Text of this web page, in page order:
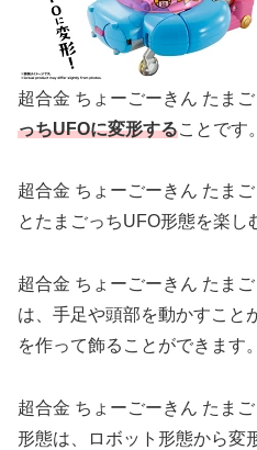
超合金 ちょーごーきん たまご
っちUFOに変形することです。
超合金 ちょーごーきん たま
とたまごっちUFO形態を楽し
超合金 ちょーごーきん たま
は、手足や頭部を動かすこと
を作って飾ることができます。
超合金 ちょーごーきん たま
形態は、ロボット形態から変